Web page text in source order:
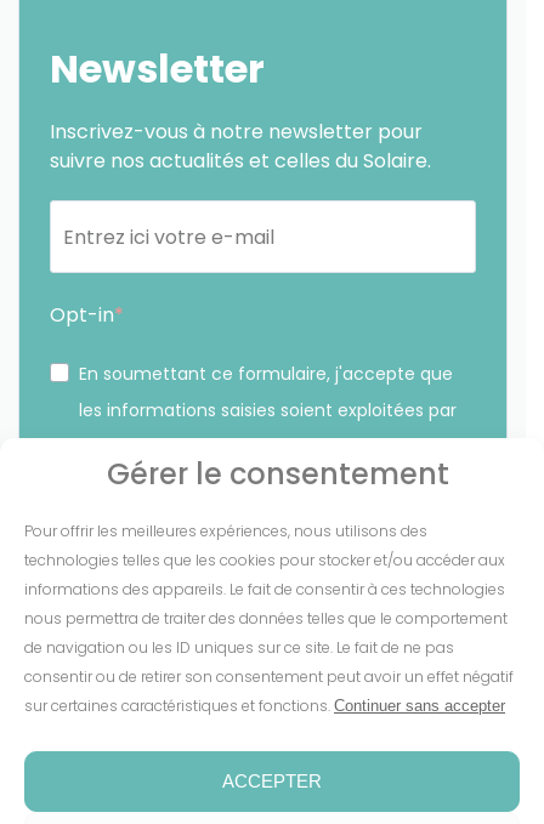
Gérer le consentement
Pour offrir les meilleures expériences, nous utilisons des
technologies telles que les cookies pour stocker et/ou accéder aux
informations des appareils. Le fait de consentir à ces technologies
nous permettra de traiter des données telles que le comportement
de navigation ou les ID uniques sur ce site. Le fait de ne pas
consentir ou de retirer son consentement peut avoir un effet négatif
sur certaines caractéristiques et fonctions. Continuer sans accepter
ACCEPTER
Newsletter
Inscrivez-vous à notre newsletter pour
suivre nos actualités et celles du Solaire.
Opt-in
En soumettant ce formulaire, j'accepte que
les informations saisies soient exploitées par
sur le lien présent dans nos emails.
S'INSCRIRE
Conditions de garantie-Espace presse